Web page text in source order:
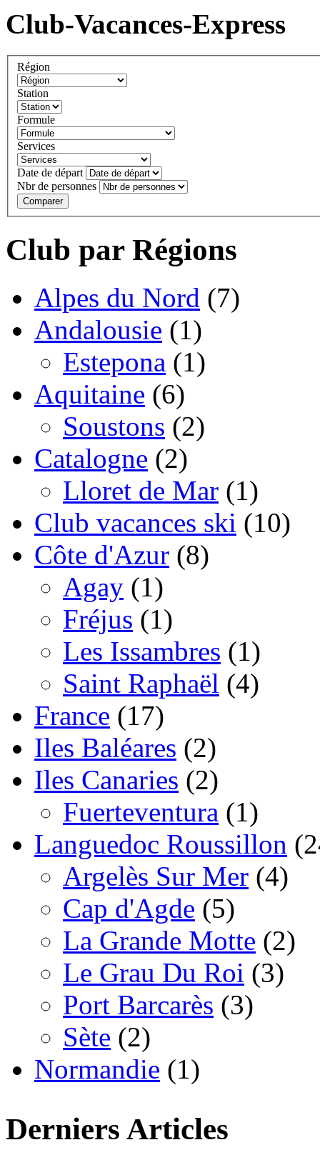
Club-Vacances-Express
Région
Station
Formule
Services
Date de départ
Nbr de personnes
Comparer
Club par Régions
Alpes du Nord (7)
Andalousie (1)
Estepona (1)
Aquitaine (6)
Soustons (2)
Catalogne (2)
Lloret de Mar (1)
Club vacances ski (10)
Côte d'Azur (8)
Agay (1)
Fréjus (1)
Les Issambres (1)
Saint Raphaël (4)
France (17)
Iles Baléares (2)
Iles Canaries (2)
Fuerteventura (1)
Languedoc Roussillon
Argelès Sur Mer (4)
Cap d'Agde (5)
La Grande Motte (2)
Le Grau Du Roi (3)
Port Barcarès (3)
Sète (2)
Normandie (1)
Derniers Articles